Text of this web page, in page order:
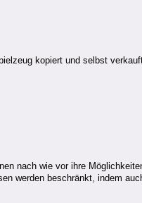
kopiert und selbst
nach wie vor ihre
werden beschränkt, indem